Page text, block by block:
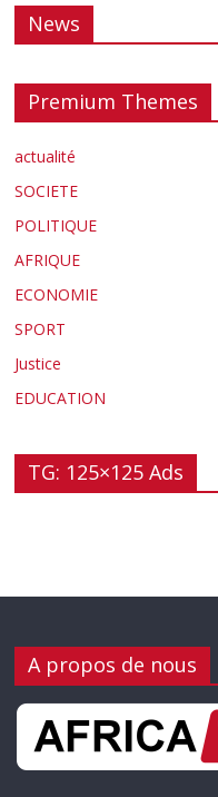
News
Premium Themes
actualité
SOCIETE
POLITIQUE
AFRIQUE
ECONOMIE
SPORT
Justice
EDUCATION
TG: 125×125 Ads
A propos de nous